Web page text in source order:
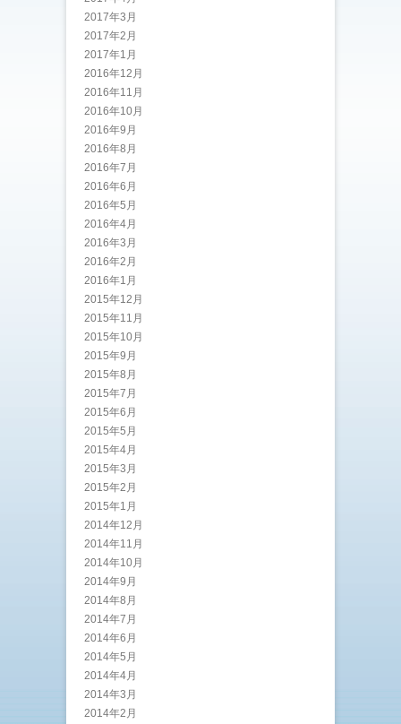
2017年3月
2017年2月
2017年1月
2016年12月
2016年11月
2016年10月
2016年9月
2016年8月
2016年7月
2016年6月
2016年5月
2016年4月
2016年3月
2016年2月
2016年1月
2015年12月
2015年11月
2015年10月
2015年9月
2015年8月
2015年7月
2015年6月
2015年5月
2015年4月
2015年3月
2015年2月
2015年1月
2014年12月
2014年11月
2014年10月
2014年9月
2014年8月
2014年7月
2014年6月
2014年5月
2014年4月
2014年3月
2014年2月